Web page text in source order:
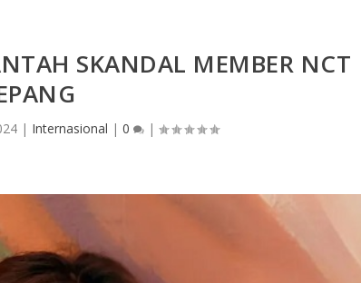
SKANDAL MEMBER NCT
| Internasional |0 |